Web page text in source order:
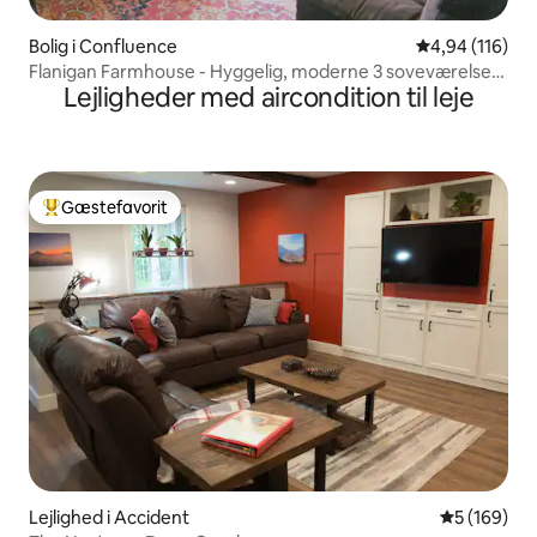
Bolig i Confluence 4,94 ud af 5 i
4,94 (116)
Flanigan Farmhouse - Hyggelig, moderne 3 soveværelser
på 4 hektar
Lejligheder med aircondition til leje
Bedste gæstefavorit
Gæstefavorit
Lejlighed i Accident 5 ud af 5 i
5 (169)